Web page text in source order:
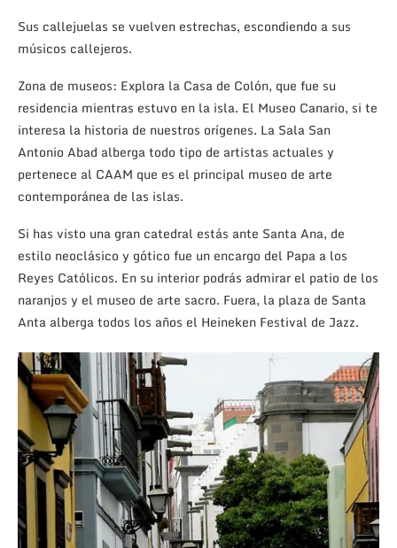
Sus callejuelas se vuelven estrechas, escondiendo a sus
músicos callejeros.
Zona de museos: Explora la Casa de Colón, que fue su
residencia mientras estuvo en la isla. El Museo Canario, si te
interesa la historia de nuestros orígenes. La Sala San
Antonio Abad alberga todo tipo de artistas actuales y
pertenece al CAAM que es el principal museo de arte
contemporánea de las islas.
Si has visto una gran catedral estás ante Santa Ana, de
estilo neoclásico y gótico fue un encargo del Papa a los
Reyes Católicos. En su interior podrás admirar el patio de los
naranjos y el museo de arte sacro. Fuera, la plaza de Santa
Anta alberga todos los años el Heineken Festival de Jazz.